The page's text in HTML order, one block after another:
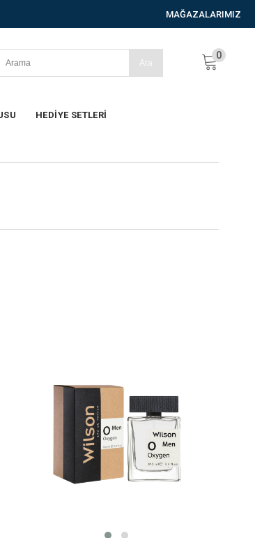
MAĞAZALARIMIZ
0
HEDİYE SETLERİ